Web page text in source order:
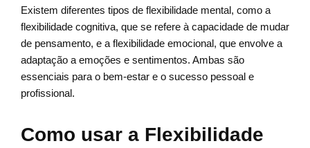
Existem diferentes tipos de flexibilidade mental, como a
flexibilidade cognitiva, que se refere à capacidade de mudar
de pensamento, e a flexibilidade emocional, que envolve a
adaptação a emoções e sentimentos. Ambas são
essenciais para o bem-estar e o sucesso pessoal e
profissional.
Como usar a Flexibilidade